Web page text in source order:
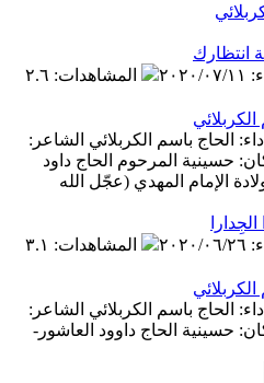
انتظارك
: ٢٠٢٠/٠٧/١١ المشاهدات: ٢.٦
الحاج باسم الكربلائي الشاعر:
حسينية المرحوم الحاج داود
الإمام المهدي (عجّل الله
: ٢٠٢٠/٠٦/٢٦ المشاهدات: ٣.١
الحاج باسم الكربلائي الشاعر:
حسينية الحاج داوود العاشور-